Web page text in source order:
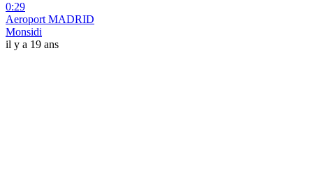
0:29
Aeroport MADRID
Monsidi
il y a 19 ans